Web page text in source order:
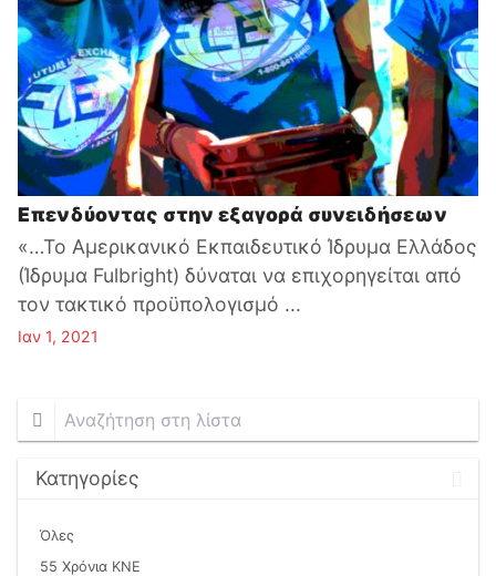
Επενδύοντας στην εξαγορά συνειδήσεων
«…Το Αμερικανικό Εκπαιδευτικό Ίδρυμα Ελλάδος
(Ίδρυμα Fulbright) δύναται να επιχορηγείται από
τον τακτικό προϋπολογισμό ...
Ιαν 1, 2021
Αναζήτηση
στη
λίστα
Κατηγορίες
Όλες
55 Χρόνια ΚΝΕ